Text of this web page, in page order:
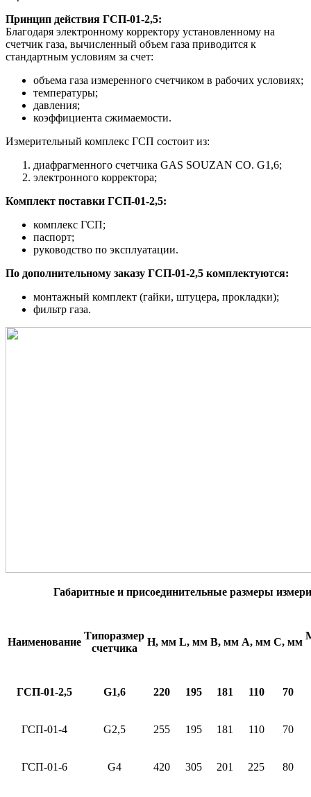
Принцип действия ГСП-01-2,5:
Благодаря электронному корректору установленному на
счетчик газа, вычисленный объем газа приводится к
стандартным условиям за счет:
объема газа измеренного счетчиком в рабочих условиях;
температуры;
давления;
коэффициента сжимаемости.
Измерительный комплекс ГСП состоит из:
диафрагменного счетчика GAS SOUZAN CO. G1,6;
электронного корректора;
Комплект поставки ГСП-01-2,5:
комплекс ГСП;
паспорт;
руководство по эксплуатации.
По дополнительному заказу ГСП-01-2,5 комплектуются:
монтажный комплект (гайки, штуцера, прокладки);
фильтр газа.
Габаритные и присоединительные размеры
Наименование
Типоразмер
счетчика
H, мм L, мм B, мм A, мм C, мм
ГСП-01-2,5 G1,6 220 195 181 110 70
ГСП-01-4 G2,5 255 195 181 110 70
ГСП-01-6 G4 420 305 201 225 80